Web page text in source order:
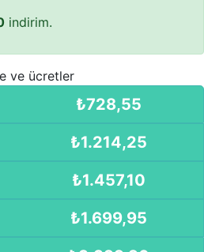
indirim.
ve ücretler
₺728,55
₺1.214,25
₺1.457,10
₺1.699,95